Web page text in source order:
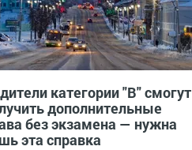
категории "B" смогут
дополнительные
без экзамена — нужна
эта справка